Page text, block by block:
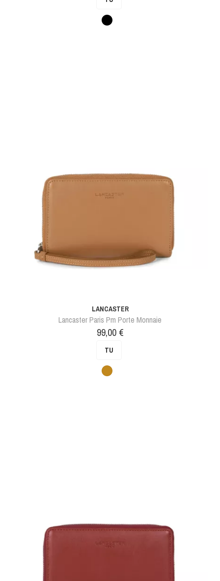
Noir
LANCASTER
Lancaster Paris Pm Porte Monnaie
Prix
99,00 €
TU
Camel